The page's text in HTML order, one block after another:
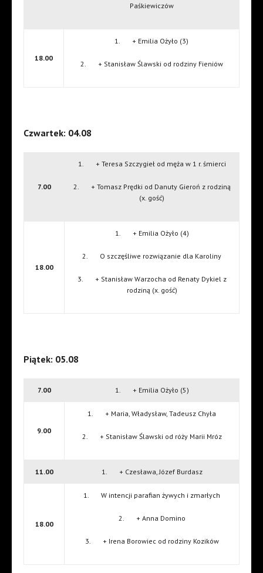
Paśkiewiczów
18.00
1. + Emilia Ożyło (3)
2. + Stanisław Ślawski od rodziny Fieniów
Czwartek: 04.08
7.00
1. + Teresa Szczygieł od męża w 1 r. śmierci
2. + Tomasz Prędki od Danuty Gieroń z rodziną
(x. gość)
18.00
1. + Emilia Ożyło (4)
2. O szczęśliwe rozwiązanie dla Karoliny
3. + Stanisław Warzocha od Renaty Dykiel z
rodziną (x. gość)
Piątek: 05.08
7.00 1. + Emilia Ożyło (5)
9.00
1. + Maria, Władysław, Tadeusz Chyła
2. + Stanisław Ślawski od róży Marii Mróz
11.00 1. + Czesława, Józef Burdasz
18.00
1. W intencji parafian żywych i zmarłych
2. + Anna Domino
3. + Irena Borowiec od rodziny Kozików